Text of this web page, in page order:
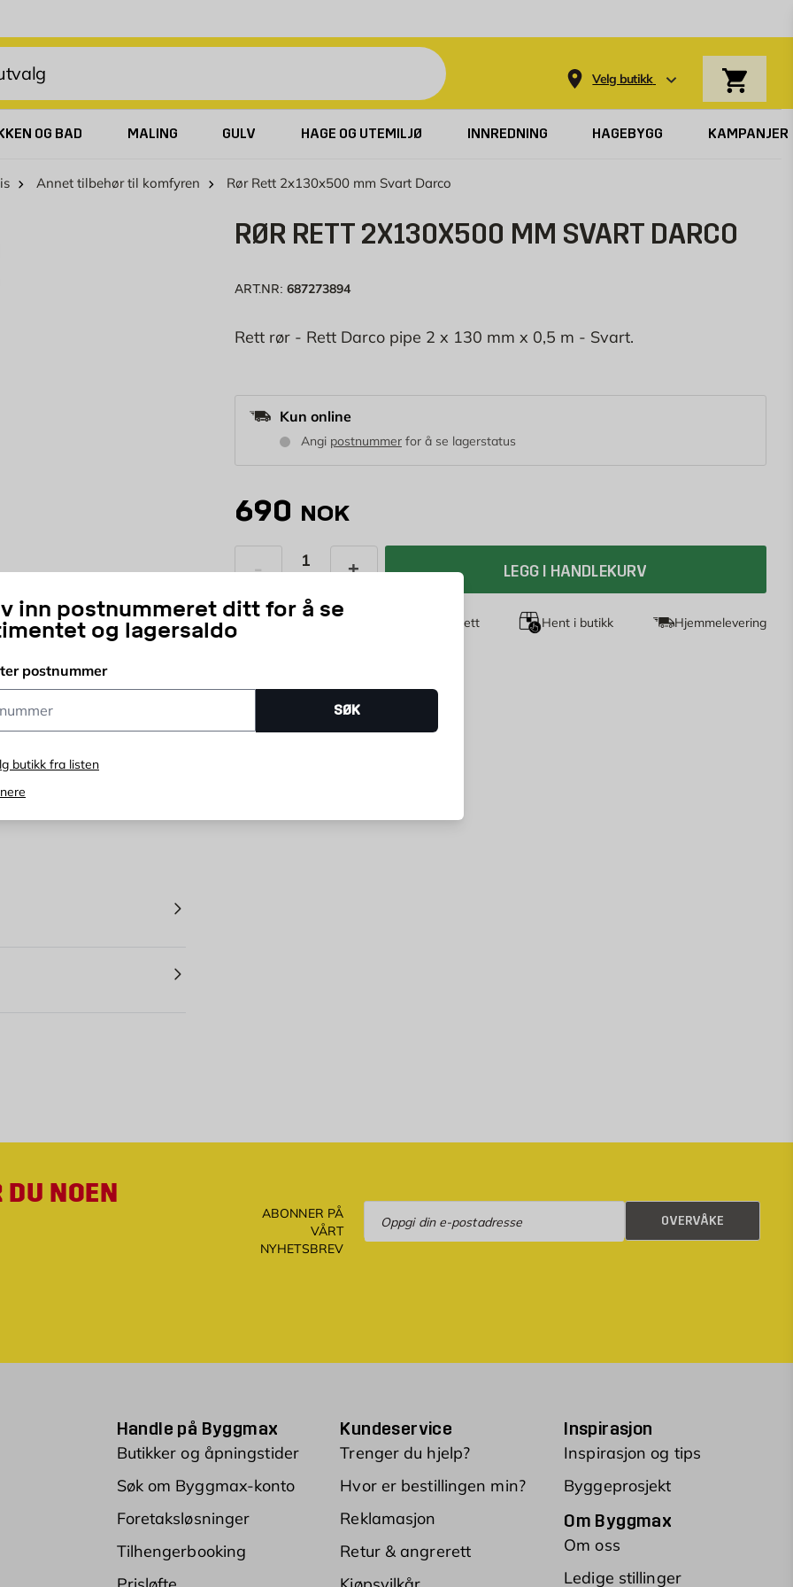
Velg butikk
inn postnummeret ditt for å se
og lagersaldo
postnummer
SØK
butikk fra listen
OG BAD MALING GULV HAGE OG UTEMILJØ INNREDNING HAGEBYGG KAMPANJER
Annet tilbehør til komfyren Rør Rett 2x130x500 mm Svart Darco
RØR RETT 2X130X500 MM SVART DARCO
ART.NR: 687273894
Rett rør - Rett Darco pipe 2 x 130 mm x 0,5 m - Svart.
Kun online
Angi postnummerfor å se lagerstatus
690 NOK
Antall
stk LEGG I HANDLEKURV
365 dagers returrett Hent i butikk Hjemmelevering
DU NOEN
ABONNER PÅ
VÅRT
NYHETSBREV
OVERVÅKE
Handle på Byggmax
Butikker og åpningstider
Søk om Byggmax-konto
Foretaksløsninger
Tilhengerbooking
Kundeservice
Trenger du hjelp?
Hvor er bestillingen min?
Reklamasjon
Retur & angrerett
Inspirasjon
Inspirasjon og tips
Byggeprosjekt
Om Byggmax
Om oss
Ledige stillinger